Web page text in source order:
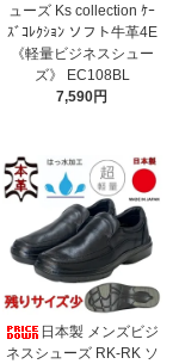
ューズ Ks collection ｹｰ
ｽﾞｺﾚｸｼｮﾝ ソフト牛革4E
《軽量ビジネスシュー
ズ》 EC108BL
7,590円
日本製 メンズビジ
ネスシューズ RK-RK ソ